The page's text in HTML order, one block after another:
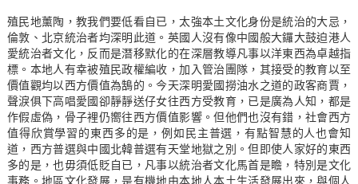
殖民地薰陶，教我們要低看自已，太強本土文化身份是統治的大忌，
倫敦、北京統治者均深明此道。英國人沒有像中國般大鑼大鼓迫港人
愛統治者文化，反而是潛移默化的在深層教導凡事以洋東西為卓越指
標。本地人有幸被殖民政權編收，加入管治團隊，其接受的教育以至
價值觀均以西方價值為鵠的。今天深明愛國撈油水之道的政客商賈，
聲淚俱下高唱愛國卻靜靜送仔女往西方受教育，已是廣為人知，都是
作假虛偽，骨子裡仍嚮往西方價值影響。但他們也沒有錯，社會西方
值得欣賞學習的東西多的是，例如民主普選，有點智慧的人也會知
道，西方普選與中國北韓普選有天堂地獄之別。但即使人家好的東西
多的是，也毋須低貶自已，凡事以統治者文化馬首是瞻，特別是文化
事務。地區文化發展，是有機地由本地人本土生活發展出來，與個人